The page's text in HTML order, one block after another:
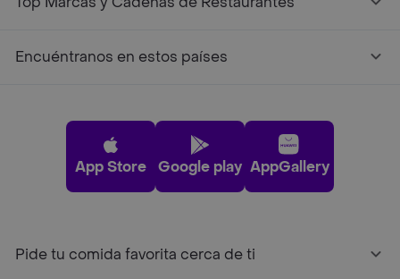
Encuéntranos en estos países
App Store Google play AppGallery
Pide tu comida favorita cerca de ti